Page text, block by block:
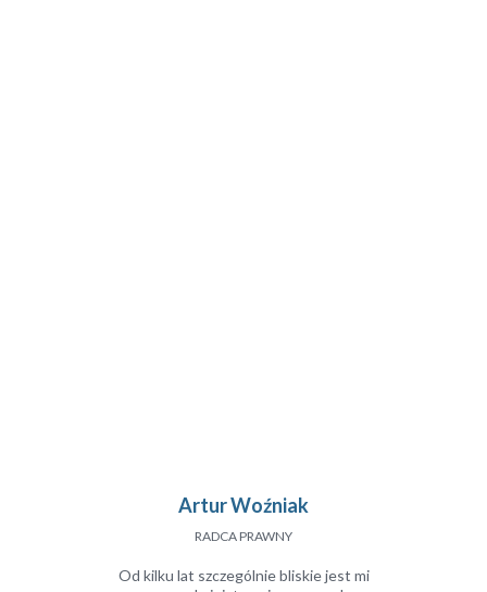
Artur Woźniak
RADCA PRAWNY
Od kilku lat szczególnie bliskie jest mi